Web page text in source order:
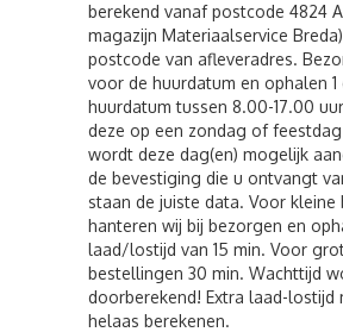
berekend vanaf postcode 4824
magazijn Materiaalservice
postcode van afleveradres.
voor de huurdatum en ophalen 1
huurdatum tussen 8.00-17.00
deze op een zondag of
wordt deze dag(en) mogelijk
de bevestiging die u ontvangt
staan de juiste data. Voor kleine
hanteren wij bij bezorgen en
laad/lostijd van 15 min. Voor
bestellingen 30 min. Wachttijd
doorberekend! Extra laad-lostijd
helaas berekenen.